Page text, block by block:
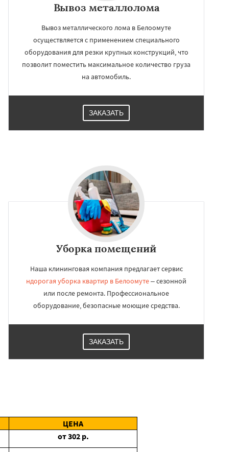
Вывоз металлолома
Вывоз металлического лома в Белоомуте
осуществляется с применением специального
оборудования для резки крупных конструкций, что
позволит поместить максимальное количество груза
на автомобиль.
ЗАКАЗАТЬ
Уборка помещений
Наша клининговая компания предлагает сервис
ндорогая уборка квартир в Белоомуте– сезонной
или после ремонта. Профессиональное
оборудование, безопасные моющие средства.
ЗАКАЗАТЬ
ЦЕНА
от302 р.